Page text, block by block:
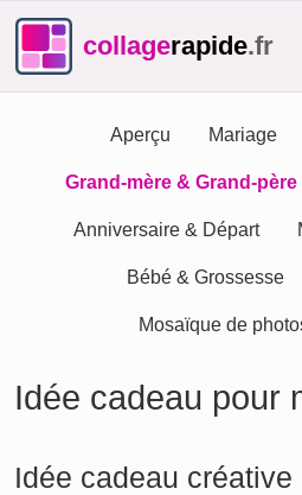
collagerapide.fr
Aperçu Mariage
Grand-mère & Grand-père
Anniversaire & Départ
Bébé & Grossesse
Mosaïque de
Idée cadeau pour
Idée cadeau